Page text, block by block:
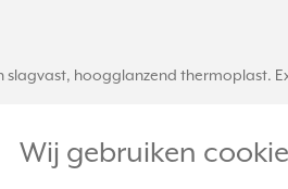
Wij gebruiken
hoogglanzend thermoplast.